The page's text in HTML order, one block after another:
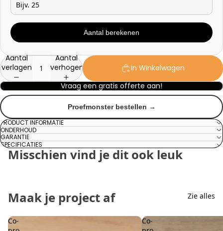
Aantal berekenen
Aantal
verlagen
Aantal
verhogen
In Winkelwagen
Vraag een gratis offerte aan!
Proefmonster bestellen →
PRODUCT INFORMATIE
ONDERHOUD
GARANTIE
SPECIFICATIES
Misschien vind je dit ook leuk
Maak je project af Zie alles
Co-
Co-